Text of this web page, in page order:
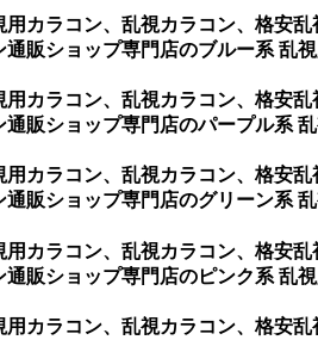
用カラコン、乱視カラコン、格
販ショップ専門店のブルー系 乱
用カラコン、乱視カラコン、格
販ショップ専門店のパープル系
用カラコン、乱視カラコン、格
販ショップ専門店のグリーン系
用カラコン、乱視カラコン、格
販ショップ専門店のピンク系 乱
用カラコン、乱視カラコン、格